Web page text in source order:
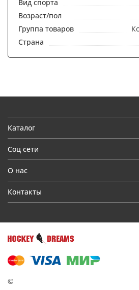
Вид спорта
Возраст/пол
Группа товаров
Страна
Каталог
Соц сети
О нас
Контакты
©